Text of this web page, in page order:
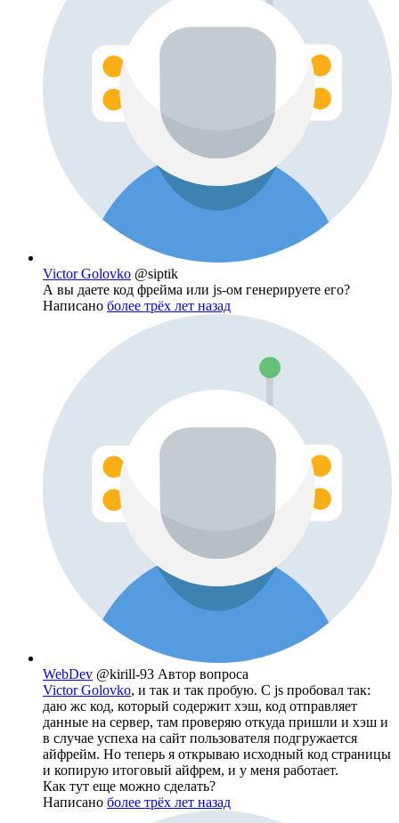
Victor Golovko @siptik
А вы даете код фрейма или js-ом генерируете его?
Написано более трёх лет назад
WebDev @kirill-93 Автор вопроса
Victor Golovko, и так и так пробую. С js пробовал так:
даю жс код, который содержит хэш, код отправляет
данные на сервер, там проверяю откуда пришли и хэш и
в случае успеха на сайт пользователя подгружается
айфрейм. Но теперь я открываю исходный код страницы
и копирую итоговый айфрем, и у меня работает.
Как тут еще можно сделать?
Написано более трёх лет назад